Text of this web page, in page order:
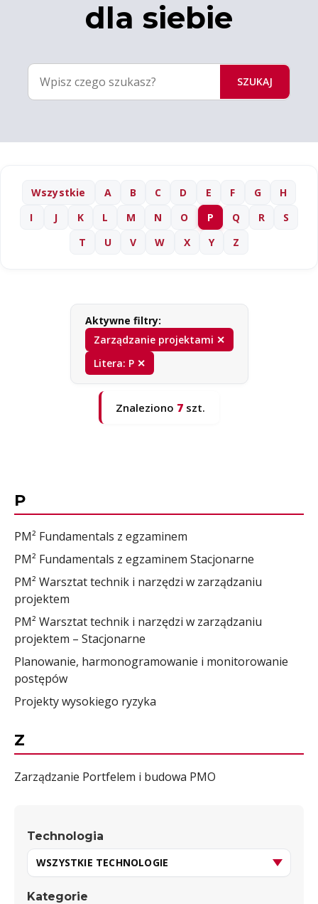
dla siebie
SZUKAJ
Wszystkie A B C D E F G
H
I
J K L M N O P Q R
S
T
U V W X Y Z
Aktywne filtry:
Zarządzanie projektami ✕
Litera: P ✕
Znaleziono 7 szt.
P
PM² Fundamentals z egzaminem
PM² Fundamentals z egzaminem Stacjonarne
PM² Warsztat technik i narzędzi w zarządzaniu
projektem
PM² Warsztat technik i narzędzi w zarządzaniu
projektem – Stacjonarne
Planowanie, harmonogramowanie i monitorowanie
postępów
Projekty wysokiego ryzyka
Z
Zarządzanie Portfelem i budowa PMO
Technologia
Kategorie